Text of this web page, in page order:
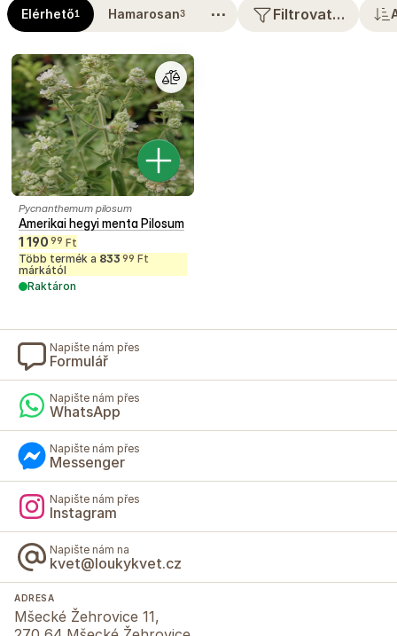
Elérhető1 Hamarosan3 ⋯ Filtrovat…
Pycnanthemum pilosum
Amerikai hegyi menta Pilosum
1 190 99 Ft
Több termék a 833 99 Ft
márkától
Raktáron
Napište nám přes
Formulář
Napište nám přes
WhatsApp
Napište nám přes
Messenger
Napište nám přes
Instagram
Napište nám na
kvet@loukykvet.cz
ADRESA
Mšecké Žehrovice 11,